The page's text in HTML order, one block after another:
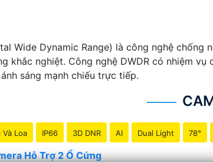
nhu cầu của bạn. Hãy đầu tư vào sản
Wide Dynamic Range) là công nghệ
khắc nghiệt. Công nghệ DWDR có nhiệm
sáng mạnh chiếu trực tiếp.
Và Loa IP66 3D DNR AI Dual Light 78°
Hỗ Trợ 2 Ổ Cứng